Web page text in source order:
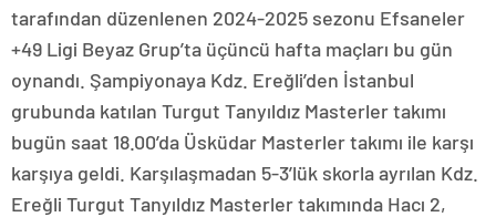
tarafından düzenlenen 2024-2025 sezonu Efsaneler
+49 Ligi Beyaz Grup’ta üçüncü hafta maçları bu gün
oynandı. Şampiyonaya Kdz. Ereğli’den İstanbul
grubunda katılan Turgut Tanyıldız Masterler takımı
bugün saat 18.00’da Üsküdar Masterler takımı ile karşı
karşıya geldi. Karşılaşmadan 5-3’lük skorla ayrılan Kdz.
Ereğli Turgut Tanyıldız Masterler takımında Hacı 2,